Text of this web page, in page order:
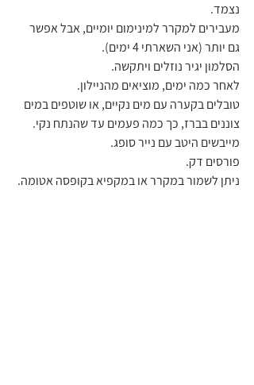
נצמד.
מעבירים למקרר למינימום יומיים, אבל אפשר
גם יותר (אני השארתי 4 ימים).
הסלמון יגיר נוזלים ויתקשה.
לאחר כמה ימים, מוציאים מהניילון.
טובלים בקערה עם מים נקיים, או שוטפים במים
צוננים בברז, כך כמה פעמים עד שהנתח נקי.
מייבשים היטב עם נייר סופג.
פורסים דק.
ניתן לשמור במקרר או במקפיא בקופסה אטומה.